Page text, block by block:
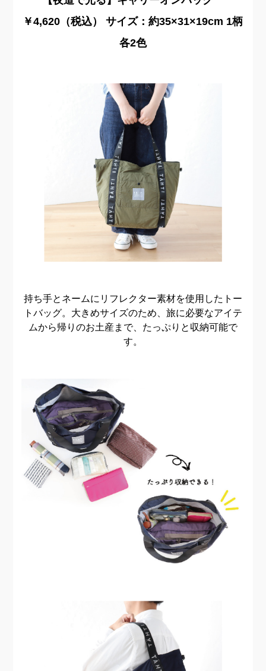
￥4,620（税込） サイズ：約35×31×19cm 1柄
各2色
持ち手とネームにリフレクター素材を使用したトー
トバッグ。 大きめサイズのため、旅に必要なアイテ
ムから帰りのお土産まで、たっぷりと収納可能で
す。